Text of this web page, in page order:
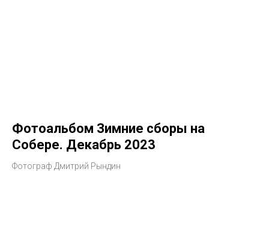
Фотоальбом Зимние сборы на
Собере. Декабрь 2023
Фотограф Дмитрий Рындин